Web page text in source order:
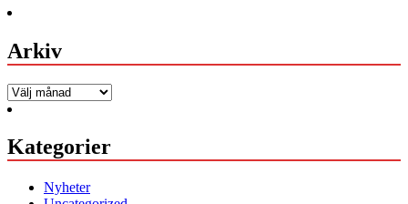
Arkiv
Arkiv
Kategorier
Nyheter